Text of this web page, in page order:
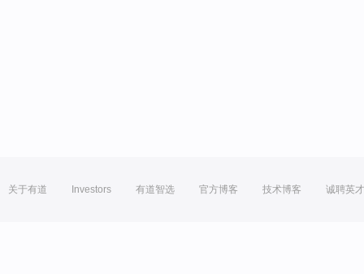
关于有道 Investors 有道智选 官方博客 技术博客 诚聘英才